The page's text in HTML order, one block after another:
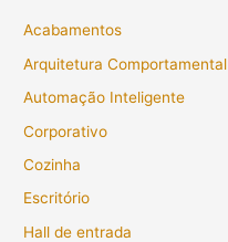
Acabamentos
Arquitetura Comportamental
Automação Inteligente
Corporativo
Cozinha
Escritório
Hall de entrada